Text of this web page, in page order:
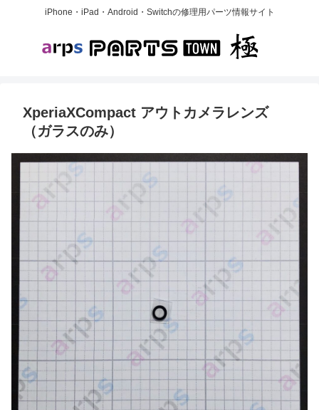
iPhone・iPad・Android・Switchの修理用パーツ情報サイト
XperiaXCompact アウトカメラレンズ
（ガラスのみ）